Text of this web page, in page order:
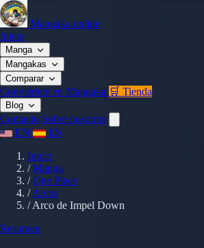
Mangaka.online
Inicio
Manga
Mangakas
Comparar
Conviértete en Mangaka 🛒 Tienda
Blog
Contacto Sobre nosotros
EN
ES
Inicio
/ Manga
/ One Piece
/ Arcos
/ Arco de Impel Down
Resumen